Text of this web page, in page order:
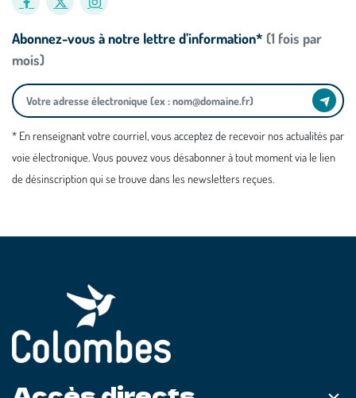
Abonnez-vous à notre lettre d’information* (1 fois par
mois)
* En renseignant votre courriel, vous acceptez de recevoir nos actualités par
voie électronique. Vous pouvez vous désabonner à tout moment via le lien
de désinscription qui se trouve dans les newsletters reçues.